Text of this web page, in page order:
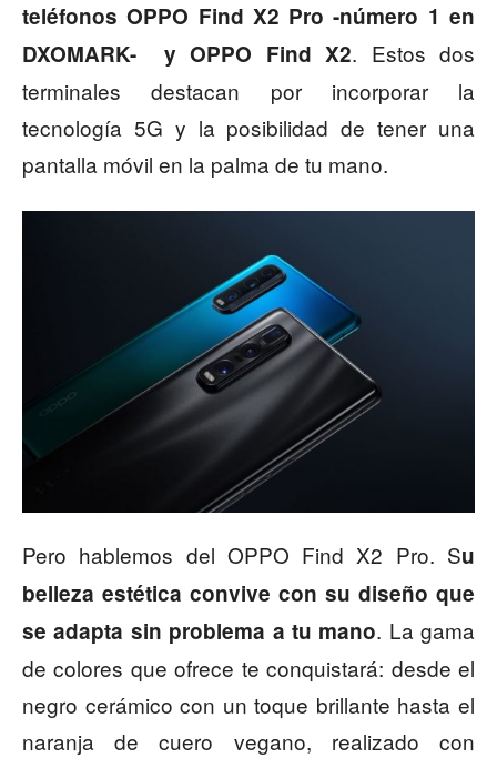
teléfonos OPPO Find X2 Pro -número 1 en
DXOMARK- y OPPO Find X2. Estos dos
terminales destacan por incorporar la
tecnología 5G y la posibilidad de tener una
pantalla móvil en la palma de tu mano.
Pero hablemos del OPPO Find X2 Pro. Su
belleza estética convive con su diseño que
se adapta sin problema a tu mano. La gama
de colores que ofrece te conquistará: desde el
negro cerámico con un toque brillante hasta el
naranja de cuero vegano, realizado con